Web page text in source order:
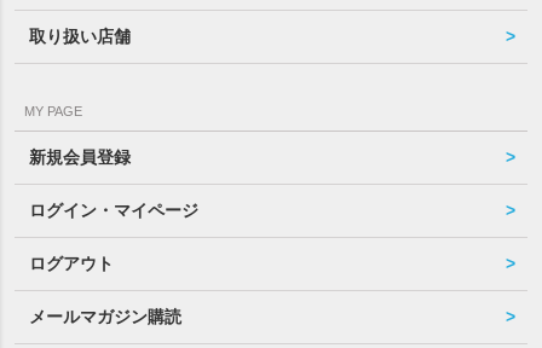
取り扱い店舗
MY PAGE
新規会員登録
ログイン・マイページ
ログアウト
メールマガジン購読